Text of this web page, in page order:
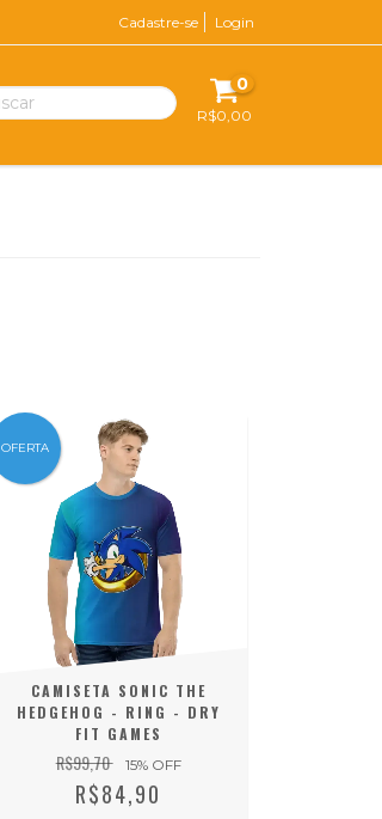
Cadastre-se Login
0
R$0,00
OFERTA
CAMISETA SONIC THE
HEDGEHOG - RING - DRY
FIT GAMES
R$99,70 15% OFF
R$84,90